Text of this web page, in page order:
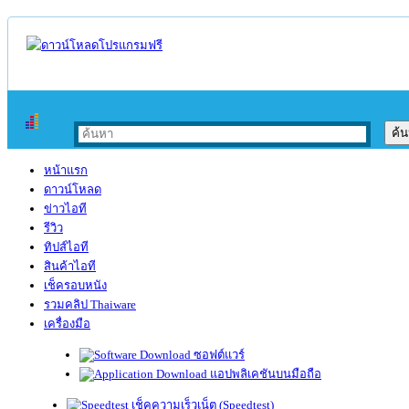
หน้าแรก
ดาวน์โหลด
ข่าวไอที
รีวิว
ทิปส์ไอที
สินค้าไอที
เช็ครอบหนัง
รวมคลิป Thaiware
เครื่องมือ
ซอฟต์แวร์
แอปพลิเคชันบนมือถือ
เช็คความเร็วเน็ต (Speedtest)